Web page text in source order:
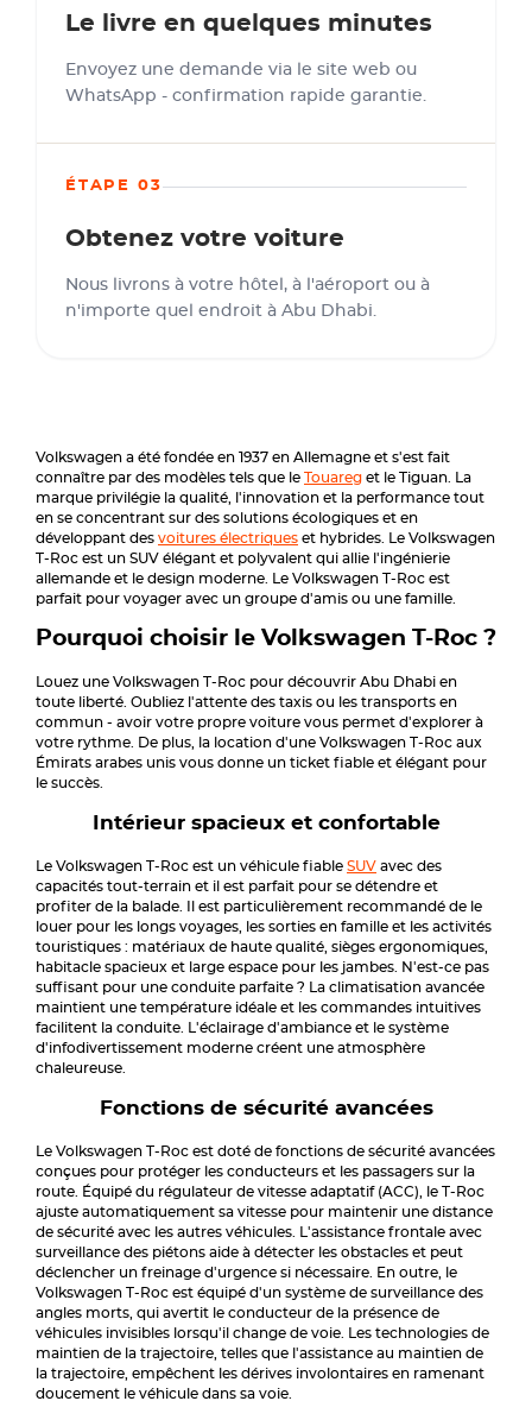
Le livre en quelques minutes
Envoyez une demande via le site web ou
WhatsApp - confirmation rapide garantie.
ÉTAPE 03
Obtenez votre voiture
Nous livrons à votre hôtel, à l'aéroport ou à
n'importe quel endroit à Abu Dhabi.
Volkswagen a été fondée en 1937 en Allemagne et s'est fait
connaître par des modèles tels que le Touareg et le Tiguan. La
marque privilégie la qualité, l'innovation et la performance tout
en se concentrant sur des solutions écologiques et en
développant des voitures électriques et hybrides. Le Volkswagen
T-Roc est un SUV élégant et polyvalent qui allie l'ingénierie
allemande et le design moderne. Le Volkswagen T-Roc est
parfait pour voyager avec un groupe d'amis ou une famille.
Pourquoi choisir le Volkswagen T-Roc ?
Louez une Volkswagen T-Roc pour découvrir Abu Dhabi en
toute liberté. Oubliez l'attente des taxis ou les transports en
commun - avoir votre propre voiture vous permet d'explorer à
votre rythme. De plus, la location d'une Volkswagen T-Roc aux
Émirats arabes unis vous donne un ticket fiable et élégant pour
le succès.
Intérieur spacieux et confortable
Le Volkswagen T-Roc est un véhicule fiable SUV avec des
capacités tout-terrain et il est parfait pour se détendre et
profiter de la balade. Il est particulièrement recommandé de le
louer pour les longs voyages, les sorties en famille et les activités
touristiques : matériaux de haute qualité, sièges ergonomiques,
habitacle spacieux et large espace pour les jambes. N'est-ce pas
suffisant pour une conduite parfaite ? La climatisation avancée
maintient une température idéale et les commandes intuitives
facilitent la conduite. L'éclairage d'ambiance et le système
d'infodivertissement moderne créent une atmosphère
chaleureuse.
Fonctions de sécurité avancées
Le Volkswagen T-Roc est doté de fonctions de sécurité avancées
conçues pour protéger les conducteurs et les passagers sur la
route. Équipé du régulateur de vitesse adaptatif (ACC), le T-Roc
ajuste automatiquement sa vitesse pour maintenir une distance
de sécurité avec les autres véhicules. L'assistance frontale avec
surveillance des piétons aide à détecter les obstacles et peut
déclencher un freinage d'urgence si nécessaire. En outre, le
Volkswagen T-Roc est équipé d'un système de surveillance des
angles morts, qui avertit le conducteur de la présence de
véhicules invisibles lorsqu'il change de voie. Les technologies de
maintien de la trajectoire, telles que l'assistance au maintien de
la trajectoire, empêchent les dérives involontaires en ramenant
doucement le véhicule dans sa voie.